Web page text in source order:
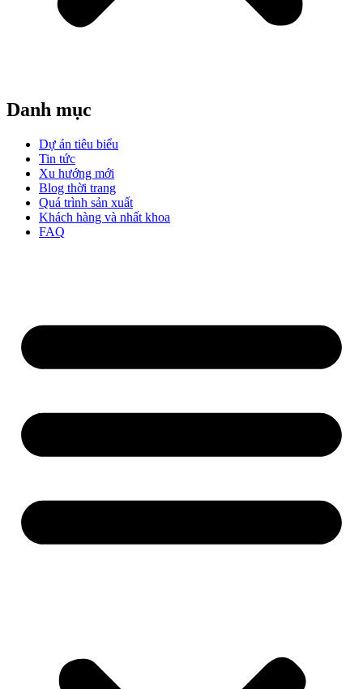
Danh mục
Dự án tiêu biểu
Tin tức
Xu hướng mới
Blog thời trang
Quá trình sản xuất
Khách hàng và nhất khoa
FAQ